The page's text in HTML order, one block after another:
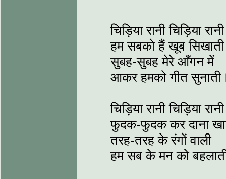
चिड़िया रानी चिड़िया रानी
हम सबको हैं खूब सिखाती
सुबह-सुबह मेरे आँगन में
आकर हमको गीत
चिड़िया रानी चिड़िया रानी
फुदक-फुदक कर दाना
तरह-तरह के रंगों वाली
हम सब के मन को